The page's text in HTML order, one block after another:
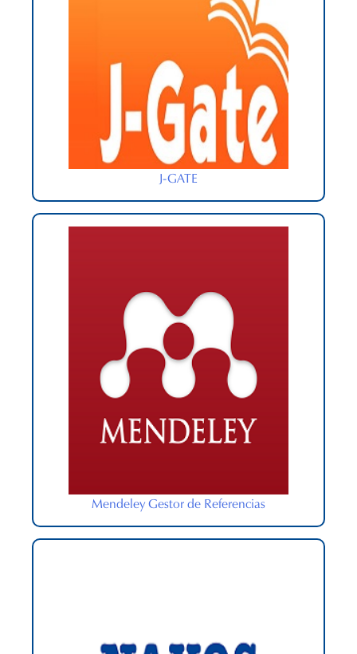
J-GATE
Mendeley Gestor de Referencias